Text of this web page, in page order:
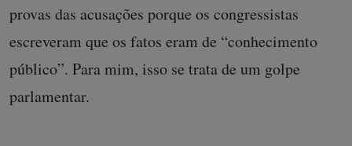
provas das acusações porque os congressistas
escreveram que os fatos eram de “conhecimento
público”. Para mim, isso se trata de um golpe
parlamentar.